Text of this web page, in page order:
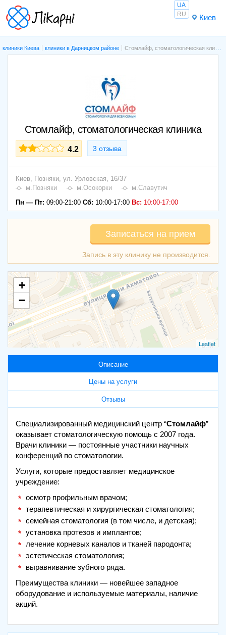
Киев
UA
RU
клиники Киева клиники в Дарницком районе Стомлайф, стоматологическая клиника
Стомлайф, стоматологическая клиника
4.2 3 отзыва
Киев, Позняки ул. Урловская, 16/37
м.Позняки
м.Осокорки
м.Славутич
Пн — Пт: 09:00-21:00 Сб: 10:00-17:00 Вс: 10:00-17:00
Записаться на прием
+
−
Leaflet
Описание
Цены на услуги
Отзывы
Специализированный медицинский центр “Стомлайф”
оказывает стоматологическую помощь с 2007 года.
Врачи клиники — постоянные участники научных
конференций по стоматологии.
Услуги, которые предоставляет медицинское
учреждение:
осмотр профильным врачом;
терапевтическая и хирургическая стоматология;
семейная стоматология (в том числе, и детская);
установка протезов и имплантов;
лечение корневых каналов и тканей пародонта;
эстетическая стоматология;
выравнивание зубного ряда.
Преимущества клиники — новейшее западное
оборудование и используемые материалы, наличие
акций.